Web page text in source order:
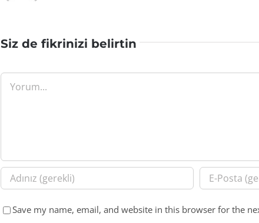
Siz de fikrinizi belirtin
Save my name, email, and website in this browser for the